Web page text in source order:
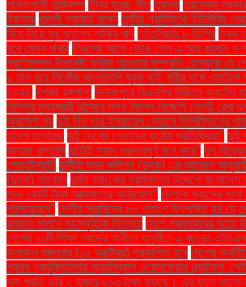
শক্তিশালী ভূমিকম্প তীব্র হচ্ছে শীত তুরস্ক তুরস্কের
ইফতার তুলসী গ্যাবার্ড বলেন তৃতীয় প্রান্তিকে ইউসিবির
বিয়ে নিয়ে মুখ খুললেন শাকিব খান তেঁতুলিয়ায় ৮ ডিগ্রি ত্বক
হবে যেসব খাবার ত্রিশের আগে ভেঙে গেল এ আর রহমান ও
প্রাণিসম্পদ উপদেষ্টা ফরিদা আখতার সম্প্রতি ফেসবুকে যে
৬ মাস ধরে নিখোঁজ বাংলাদেশি যুবক থাই নারীর সঙ্গে হোটেলে
চত্বর’ দশরথ রঙ্গশালা দিনাজপুরে বিএনপির মিছিলে ককটেল
দিল্লির মুখ্যমন্ত্রী হিসেবে শপথ নিলেন বিজেপি নেত্রী রেখা
অবহেলা নয় দুই দিন ধরে ইসরায়েল যেভাবে ফিলিস্তিনের
হামলা চালাচ্ছে দুই দেশের নেতাদের কঠোর প্রতিক্রিয়া" দুই
জাহাজ রপ্তানি দুটোই সমান গুরুত্বপূর্ণ মনে করে" দুধ
লেফটেন্যান্ট! দুর্নীতি দমন কমিশন (দুদক) এর আবেদন
(দুদক) গতকাল দুর্বল ব্যাংকের গ্রাহকদের উদ্দেশে
দেড় কোটি টাকা আত্মসাতের অভিযোগ" দেশকে ধ্বংসের পথে
পালিয়েছেন" দেশীয় সয়াবিনের ৮০ শতাংশ উৎপাদিত হয় যে
রমজান পালনে সাংস্কৃতিক ভিন্নতা দেশে প্রথমবারের মতো
দেশের ১১টি শিক্ষা বোর্ডের অধীনে অনুষ্ঠিত এ বছরের
ফলাফল মঙ্গলবার (১৫ অক্টোবর) প্রকাশিত হবে দেশের
প্রথম প্রযুক্তিনির্ভর অ্যানিম্যাল ওয়েলফেয়ার প্ল্যাটফর্ম
দাম প্রতি ভরি ২ হাজার ৬১৩ টাকা বাড়ছে। এর ফলে ভালো